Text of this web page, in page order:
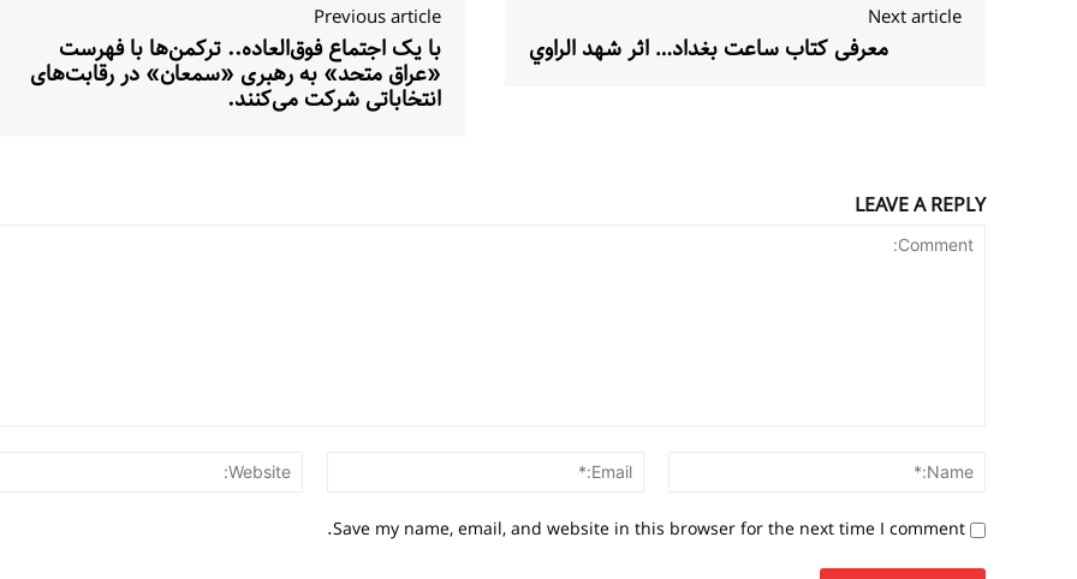
Previous article
با یک اجتماع فوق‌العاده.. ترکمن‌ها با فهرست
«عراق متحد» به رهبری «سمعان» در رقابت‌های
انتخاباتی شرکت می‌کنند.
Next article
معرفی کتاب ساعت بغداد… اثر شهد الراوي
LEAVE A REPLY
Name:*
Save my name, email, and website in this browser for the next time I comment.